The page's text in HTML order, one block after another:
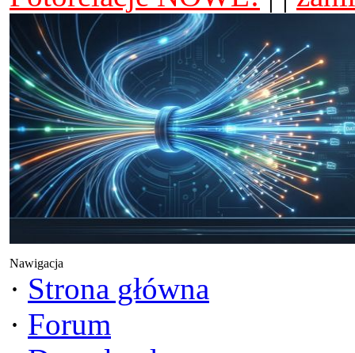
Nawigacja
· Strona główna
· Forum